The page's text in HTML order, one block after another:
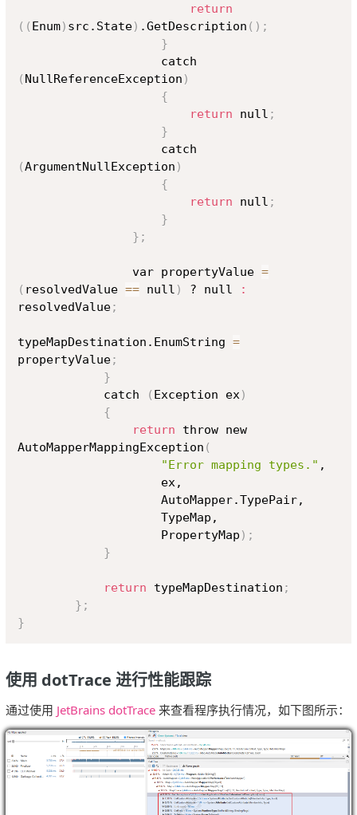
return
(( Enum) src.State) .GetDescription ( ) ;
}
( NullReferenceException )
{
return null ;
}
(ArgumentNullException )
{
return null ;
}
} ;
                var propertyValue
=
( resolvedValue == null ) ? null
:
resolvedValue;
typeMapDestination.EnumString =
propertyValue;
}
            catch
( Exception ex)
{
return throw new
AutoMapperMappingException (
"Error mapping types." ,
                    PropertyMap
) ;
}
return typeMapDestination ;
} ;
}
使用 dotTrace 进行性能跟踪
通过使用 JetBrains dotTrace 来查看程序执行情况，如下图所示：